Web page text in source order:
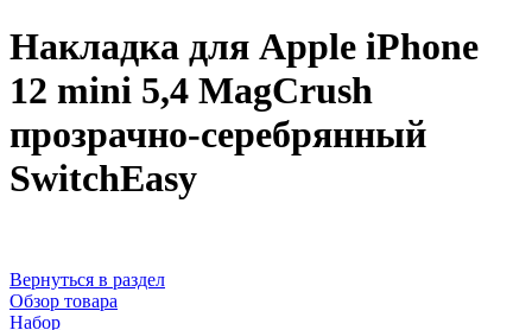
Накладка для Apple iPhone
12 mini 5,4 MagCrush
прозрачно-серебрянный
SwitchEasy
Вернуться в раздел
Обзор товара
Набор